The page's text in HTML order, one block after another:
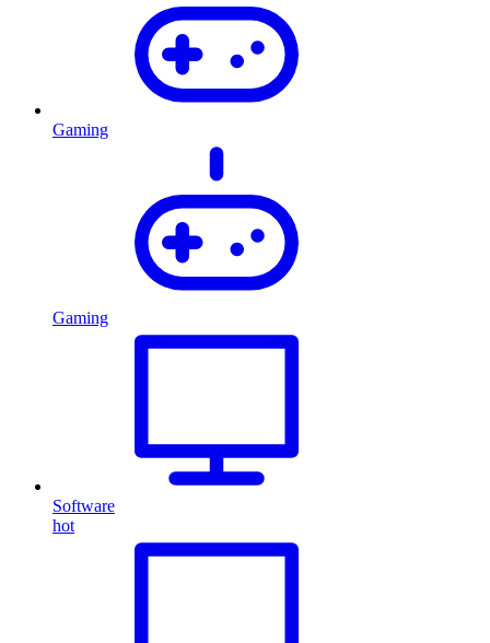
Gaming
Gaming
Software
hot